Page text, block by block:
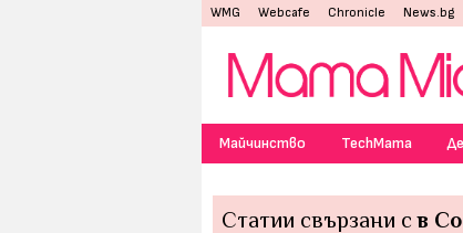
WMG Webcafe Chronicle News.bg
Майчинство TechMama
Статии свързани св